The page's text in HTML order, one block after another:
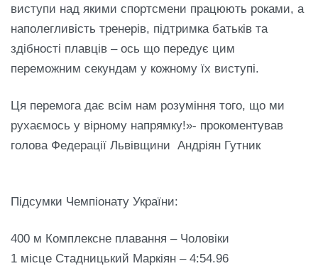
виступи над якими спортсмени працюють роками, а
наполегливість тренерів, підтримка батьків та
здібності плавців – ось що передує цим
переможним секундам у кожному їх виступі.
Ця перемога дає всім нам розуміння того, що ми
рухаємось у вірному напрямку!»- прокоментував
голова Федерації Львівщини Андріян Гутник
Підсумки Чемпіонату України:
400 м Комплексне плавання – Чоловіки
1 місце Стадницький Маркіян – 4:54.96